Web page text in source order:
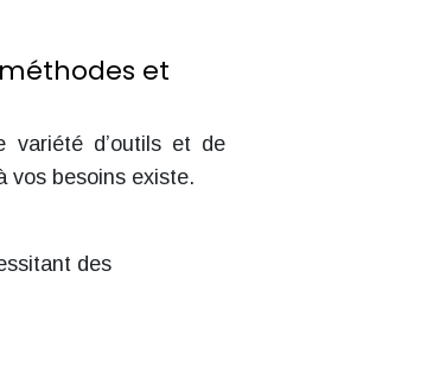
et
variété d’outils et de
vos besoins existe.
des